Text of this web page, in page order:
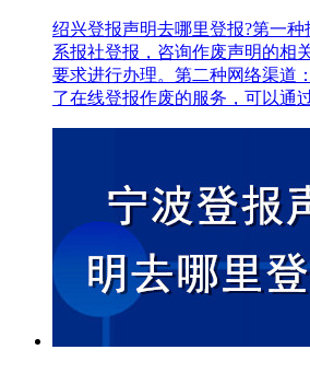
绍兴登报声明去哪里登报?第一
系报社登报，咨询作废声明的相
要求进行办理。第二种网络渠道
了在线登报作废的服务，可以通